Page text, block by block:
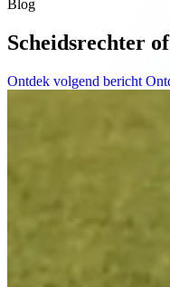
Blog
Scheidsrechter
Ontdek volgend bericht